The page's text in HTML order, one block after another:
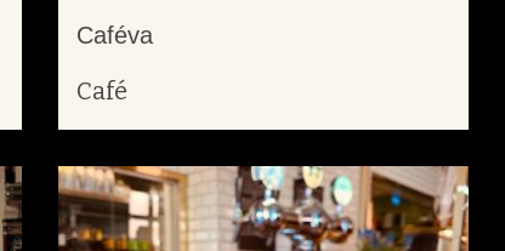
Caféva
Café